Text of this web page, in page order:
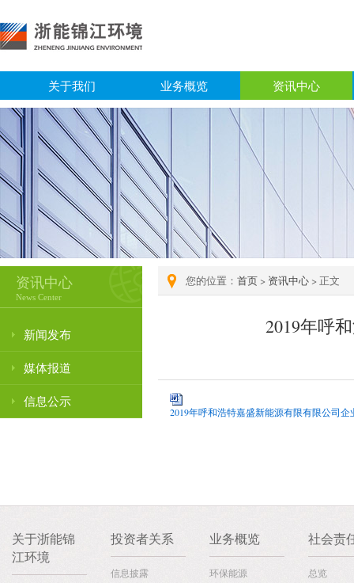
关于我们 业务概览 资讯中心
资讯中心
News Center
新闻发布
媒体报道
信息公示
您的位置： 首页 > 资讯中心 > 正文
2019年呼
2019年呼和浩特嘉盛新能源有限有限公司企
关于浙能锦
江环境
投资者关系
信息披露
业务概览
环保能源
社会责
总览